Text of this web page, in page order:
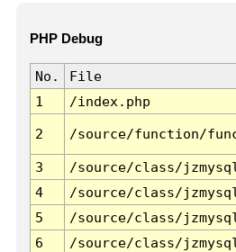
PHP Debug
No. File
1
/index.php
2 /source/function/
3 /source/class/
4
/source/class/
5
/source/class/
6
/source/class/